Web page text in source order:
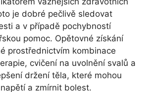
je dobré pečlivě sledovat
a v případě pochybností
pomoc. Opětovné získání
prostřednictvím kombinace
cvičení na uvolnění svalů a
držení těla, které mohou
a zmírnit bolest.